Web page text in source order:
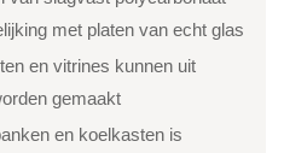
met platen van echt glas
en vitrines kunnen uit
gemaakt
en koelkasten is